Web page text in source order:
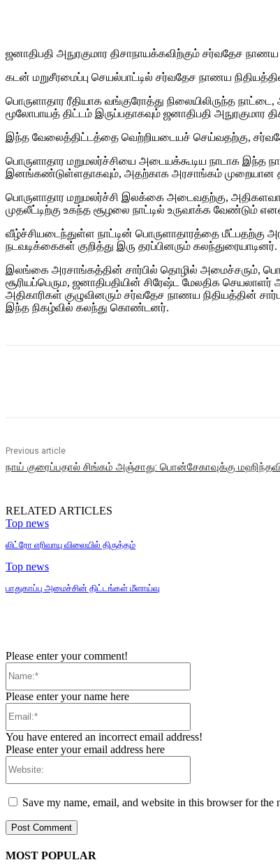
ஜனாதிபதி அநுரகுமார திசாநாயக்கவிற்கும் சர்வதேச
கடன் மறுசீரமைப்பு செயல்பாட்டில் சர்வதேச நாணய
பொருளாதார ரீதியாக வங்குரோத்து நிலையிலிருந்த
மூலோபாயத் திட்டம் இருப்பதாகவும் ஜனாதிபதி அநுரகுமார
இந்த வேலைத்திட்டத்தை வெற்றியடையச் செய்வதற்கு, சர்வதேச
பொருளாதார மறுமலர்ச்சியை அடையக்கூடிய நாடாக
இனங்கண்டுள்ளதாகவும், அதற்காக அரசாங்கம் முறையான
பொருளாதார மறுமலர்ச்சி இலக்கை அடைவதற்கு, அதிகளவான
முதலீட்டிற்கு உகந்த சூழலை நாட்டில் உருவாக்க வேண்டும்
வீழ்ச்சியடைந்துள்ள நாட்டின் பொருளாதாரத்தை மீட்பதற்கு
நடவடிக்கைகள் குறித்து இரு தரப்பினரும் கலந்துரையாடினர்.
இலங்கை அரசாங்கத்தின் சார்பில் தொழில் அமைச்சரும்,
சூரியப்பெரும, ஜனாதிபதியின் சிரேஷ்ட மேலதிக
அதிகாரிகள் குழுவினரும் சர்வதேச நாணய நிதியத்தின்
இந்த நிகழ்வில் கலந்து கொண்டனர்.
Previous article
நாய் குரைப்பதால் சிங்கம் அஞ்சாது: பொன்சேகாவுக்கு
RELATED ARTICLES
Top news
லிட்ரோ எரிவாயு விலையில் திருத்தம்
Top news
பாதுகாப்பு அமைச்சின் திட்டங்கள் மீளாய்வு
Please enter your comment!
Please enter your name here
You have entered an incorrect email address!
Please enter your email address here
Save my name, email, and website in this browser for the
MOST POPULAR